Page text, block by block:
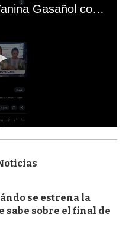
El mal momento de Yanina Gasañol con un hincha argentino en "Subrayado"
se estrena la
sabe sobre el final de